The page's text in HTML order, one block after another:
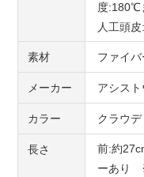
度:180℃
人工頭皮
素材 ファイ
メーカー アシス
カラー クラウ
長さ
前:約
ーあり